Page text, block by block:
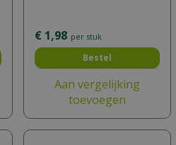
€ 1,98 per stuk
Bestel
Aan vergelijking
toevoegen